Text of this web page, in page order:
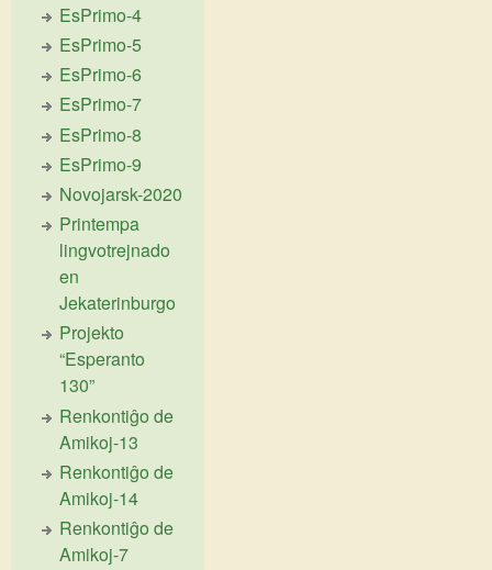
EsPrimo-4
EsPrimo-5
EsPrimo-6
EsPrimo-7
EsPrimo-8
EsPrimo-9
Novojarsk-2020
Printempa
lingvotrejnado
en
Jekaterinburgo
Projekto
“Esperanto
130”
Renkontiĝo de
Amikoj-13
Renkontiĝo de
Amikoj-14
Renkontiĝo de
Amikoj-7